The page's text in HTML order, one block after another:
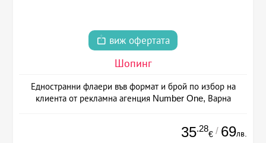
виж офертата
Шопинг
Едностранни флаери във формат и брой по избор на
клиента от рекламна агенция Number One, Варна
35.28
€ / 69лв.